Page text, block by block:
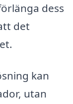
dess
det
kan
utan